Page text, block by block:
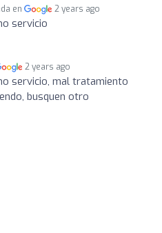
en 2 years ago
servicio
2 years ago
servicio, mal tratamiento
busquen otro